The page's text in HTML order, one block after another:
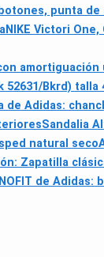
punta
NIKE Victori
52631/Bkrd) talla
de Adidas:
Sandalia
natural seco
Zapatilla
de Adidas: